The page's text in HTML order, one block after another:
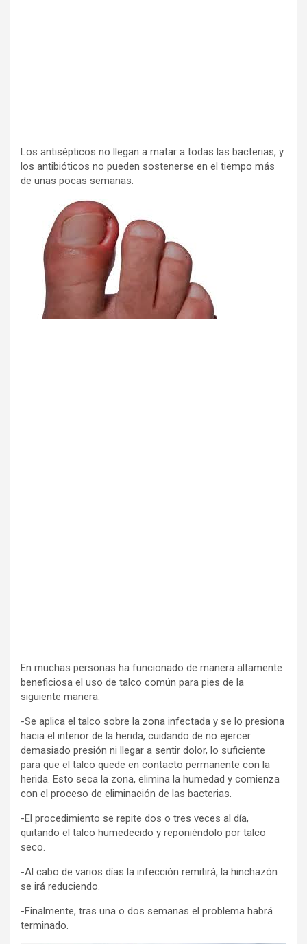
Los antisépticos no llegan a matar a todas las bacterias, y
los antibióticos no pueden sostenerse en el tiempo más
de unas pocas semanas.
En muchas personas ha funcionado de manera altamente
beneficiosa el uso de talco común para pies de la
siguiente manera:
-Se aplica el talco sobre la zona infectada y se lo presiona
hacia el interior de la herida, cuidando de no ejercer
demasiado presión ni llegar a sentir dolor, lo suficiente
para que el talco quede en contacto permanente con la
herida. Esto seca la zona, elimina la humedad y comienza
con el proceso de eliminación de las bacterias.
-El procedimiento se repite dos o tres veces al día,
quitando el talco humedecido y reponiéndolo por talco
seco.
-Al cabo de varios días la infección remitirá, la hinchazón
se irá reduciendo.
-Finalmente, tras una o dos semanas el problema habrá
terminado.